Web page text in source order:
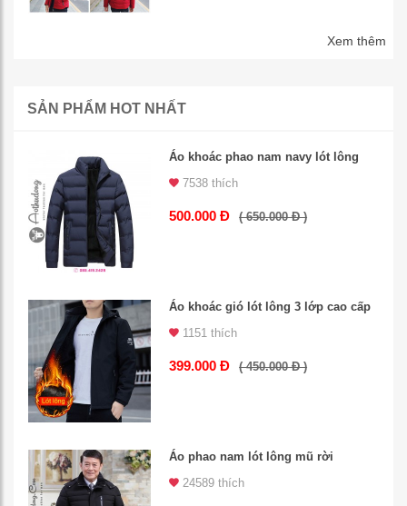
Xem thêm
SẢN PHẨM HOT NHẤT
Áo khoác phao nam navy lót lông
7538 thích
500.000 Đ ( 650.000 Đ )
Áo khoác gió lót lông 3 lớp cao cấp
1151 thích
399.000 Đ ( 450.000 Đ )
Áo phao nam lót lông mũ rời
24589 thích